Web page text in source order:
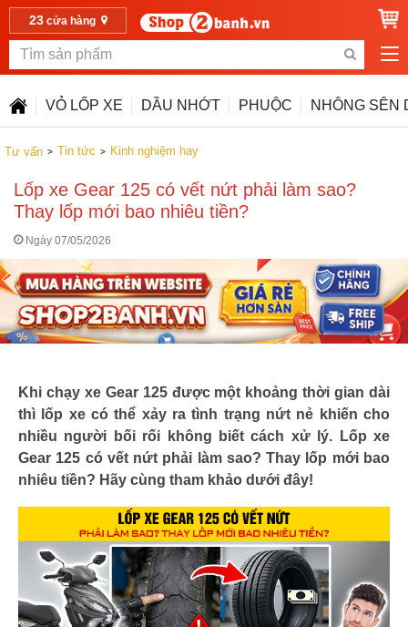
23cửa hàng
VỎ LỐP XE DẦU NHỚT PHUỘC NHÔNG SÊN
Tư vấn Tin tức Kinh nghiệm hay
Lốp xe Gear 125 có vết nứt phải làm sao?
Thay lốp mới bao nhiêu tiền?
Ngày 07/05/2026
Khi chạy xe Gear 125 được một khoảng thời gian dài
thì lốp xe có thể xảy ra tình trạng nứt nẻ khiến cho
nhiều người bối rối không biết cách xử lý. Lốp xe
Gear 125 có vết nứt phải làm sao? Thay lốp mới bao
nhiêu tiền? Hãy cùng tham khảo dưới đây!